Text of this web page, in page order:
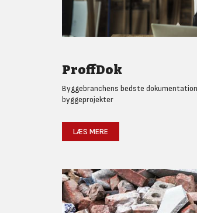
ProffDok
Byggebranchens bedste
byggeprojekter
LÆS MERE